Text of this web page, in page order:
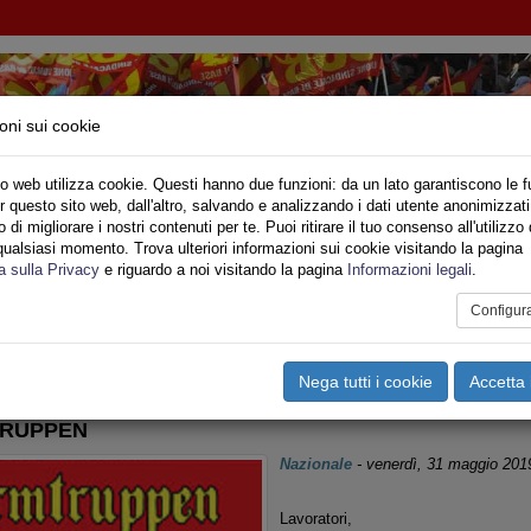
SINDACALE DI BASE SETTORE VIGILI
Privato Territori Sociale Speciali Multimedia
Nazionale- venerdì, 31 maggio
Lavoratori,
sui cookie
web utilizza cookie. Questi hanno due funzioni: da un lato garantiscono le
questo sito web, dall'altro, salvando e analizzando i dati utente
di migliorare i nostri contenuti per te. Puoi ritirare il tuo consenso all'utilizzo
momento. Trova ulteriori informazioni sui cookie visitando la pagina
sulla Privacy e riguardo a noi visitando la pagina Informazioni legali.
Nega tutti i cookie Accetta